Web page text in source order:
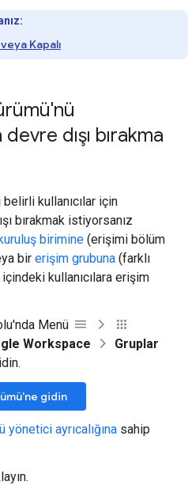
Kapalı
dışı bırakma
kullanıcılar için
bırakmak istiyorsanız
birimine (erişimi bölüm
bir erişim grubuna (farklı
kullanıcılara erişim
Menü
Workspace
Gruplar
gidin
ayrıcalığına sahip